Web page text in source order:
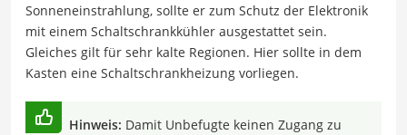
Sonneneinstrahlung, sollte er zum Schutz der Elektronik
mit einem Schaltschrankkühler ausgestattet sein.
Gleiches gilt für sehr kalte Regionen. Hier sollte in dem
Kasten eine Schaltschrankheizung vorliegen.
Hinweis: Damit Unbefugte keinen Zugang zu